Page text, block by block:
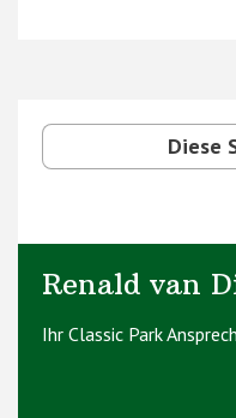
Diese
Renald van
Ihr Classic Park